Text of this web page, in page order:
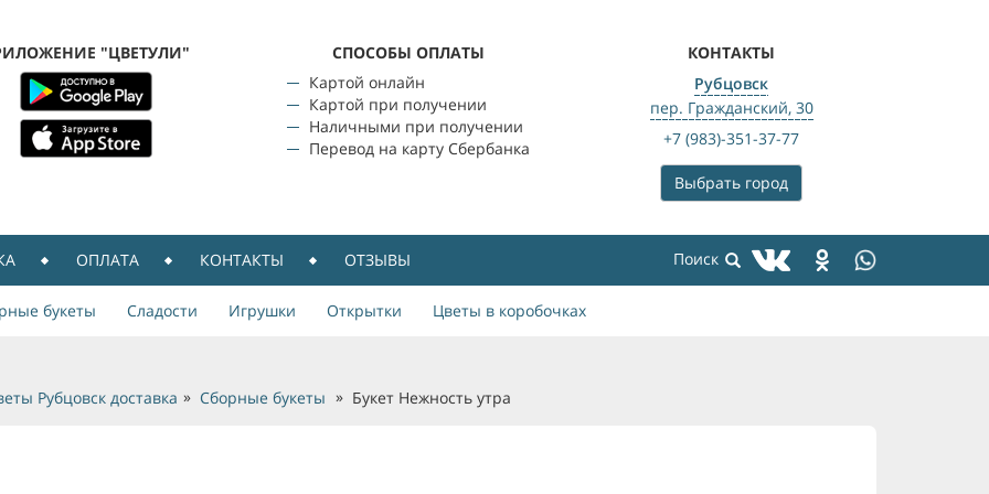
"ЦВЕТУЛИ"
CПОСОБЫ ОПЛАТЫ
Картой онлайн
Картой при получении
Наличными при получении
Перевод на карту Сбербанка
КОНТАКТЫ
Рубцовск
пер. Гражданский, 30
+7 (983)-351-37-77
Выбрать город
ОПЛАТА КОНТАКТЫ ОТЗЫВЫ
букеты Сладости Игрушки Открытки Цветы в коробочках
Рубцовск доставка Сборные букеты Букет Нежность утра